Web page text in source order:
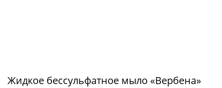
Жидкое бессульфатное мыло «Вербена»